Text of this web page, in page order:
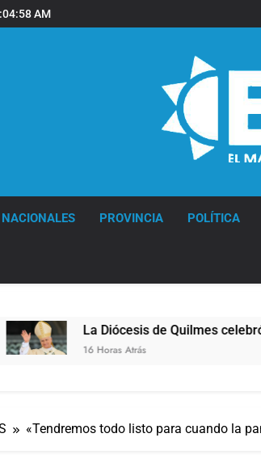
AM
NACIONALES PROVINCIA POLÍTICA
La Diócesis de Quilmes celebró la
16 Horas Atrás
«Tendremos todo listo para cuando la